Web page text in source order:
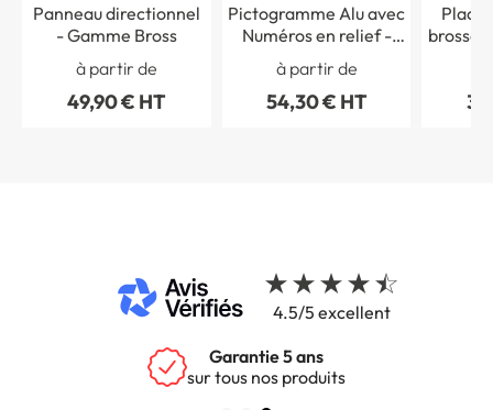
Panneau directionnel
- Gamme Bross
à partir de
49,90 € HT
Pictogramme Alu avec
Numéros en relief -
120 x 120 mm -
Gamme Icone Alu
à partir de
54,30 € HT
brossé
4.5/5 excellent
Garantie 5 ans
sur tous nos produits